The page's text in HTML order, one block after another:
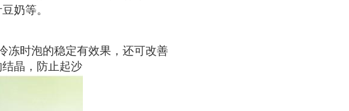
奶等。
冻时泡的稳定有效果，还可改善
晶，防止起沙